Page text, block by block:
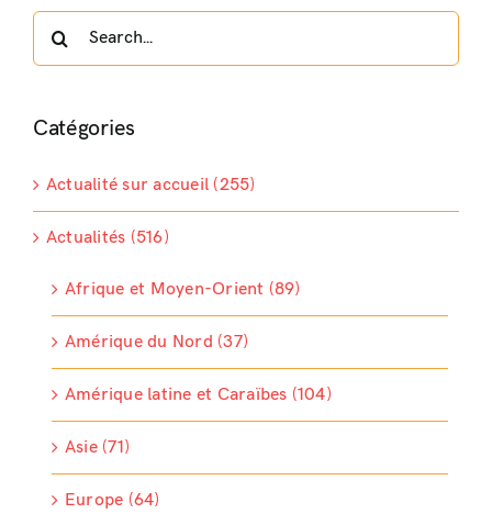
Catégories
Actualité sur accueil (255)
Actualités (516)
Afrique et Moyen-Orient (89)
Amérique du Nord (37)
Amérique latine et Caraïbes (104)
Asie (71)
Europe (64)